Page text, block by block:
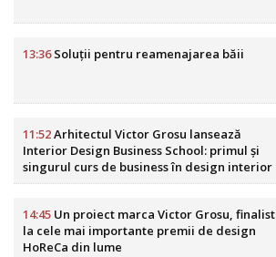
13:36Soluții pentru reamenajarea băii
11:52Arhitectul Victor Grosu lansează
Interior Design Business School: primul și
singurul curs de business în design interior
din România
14:45 Un proiect marca Victor Grosu, finalist
la cele mai importante premii de design
HoReCa din lume